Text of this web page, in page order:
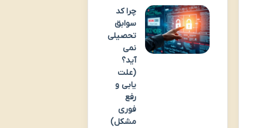
چرا کد
سوابق
تحصیلی
نمی
آید؟
(علت
یابی و
رفع
فوری
مشکل)